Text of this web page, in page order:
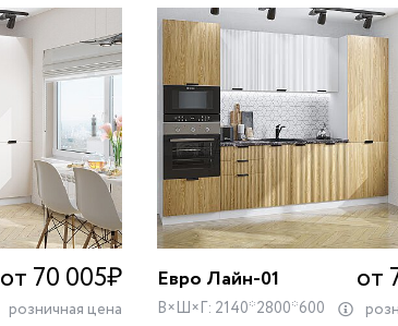
от 70 005₽
розничная цена
Евро Лайн-01 от
В×Ш×Г: 2140*2800*600